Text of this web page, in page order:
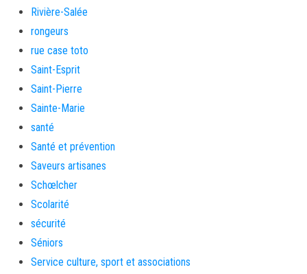
Rivière-Salée
rongeurs
rue case toto
Saint-Esprit
Saint-Pierre
Sainte-Marie
santé
Santé et prévention
Saveurs artisanes
Schœlcher
Scolarité
sécurité
Séniors
Service culture, sport et associations